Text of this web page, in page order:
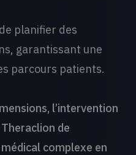
planifier des
garantissant une
parcours patients.
l’intervention
de
complexe en